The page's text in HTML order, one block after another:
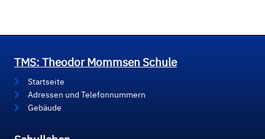
TMS: Theodor Mommsen Schule
Startseite
Adressen und Telefonnummern
Gebäude